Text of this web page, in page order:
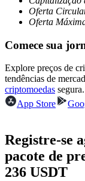
Futuros de
Futuros
Oferta
Oferta
Comece sua
Explore preços de
tendências de
criptomoedas segura.
App Store
Registre-se
pacote de
236 USDT